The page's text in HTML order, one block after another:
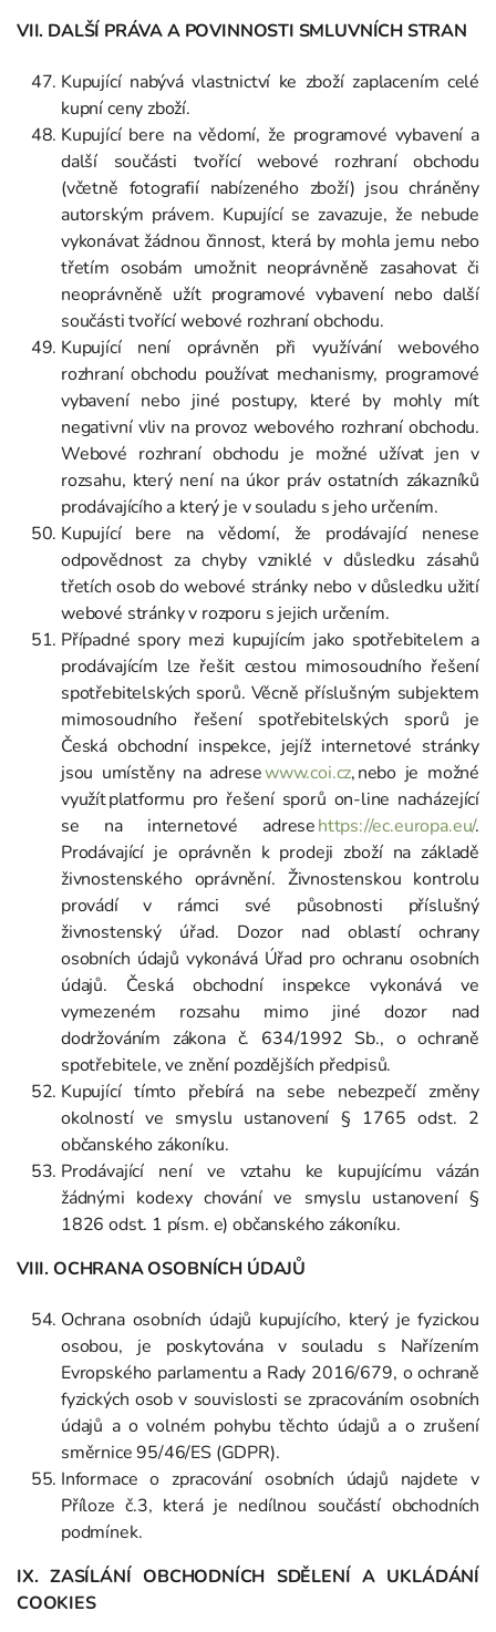
VII. DALŠÍ PRÁVA A POVINNOSTI SMLUVNÍCH STRAN
Kupující nabývá vlastnictví ke zboží zaplacením celé
kupní ceny zboží.
Kupující bere na vědomí, že programové vybavení a
další součásti tvořící webové rozhraní obchodu
(včetně fotografií nabízeného zboží) jsou chráněny
autorským právem. Kupující se zavazuje, že nebude
vykonávat žádnou činnost, která by mohla jemu nebo
třetím osobám umožnit neoprávněně zasahovat či
neoprávněně užít programové vybavení nebo další
součásti tvořící webové rozhraní obchodu.
Kupující není oprávněn při využívání webového
rozhraní obchodu používat mechanismy, programové
vybavení nebo jiné postupy, které by mohly mít
negativní vliv na provoz webového rozhraní obchodu.
Webové rozhraní obchodu je možné užívat jen v
rozsahu, který není na úkor práv ostatních zákazníků
prodávajícího a který je v souladu s jeho určením.
Kupující bere na vědomí, že prodávající nenese
odpovědnost za chyby vzniklé v důsledku zásahů
třetích osob do webové stránky nebo v důsledku užití
webové stránky v rozporu s jejich určením.
Případné spory mezi kupujícím jako spotřebitelem a
prodávajícím lze řešit cestou mimosoudního řešení
spotřebitelských sporů. Věcně příslušným subjektem
mimosoudního řešení spotřebitelských sporů je
Česká obchodní inspekce, jejíž internetové stránky
jsou umístěny na adresewww.coi.cz,nebo je možné
využít platformu pro řešení sporů on-line nacházející
se na internetové adresehttps://ec.europa.eu/.
Prodávající je oprávněn k prodeji zboží na základě
živnostenského oprávnění. Živnostenskou kontrolu
provádí v rámci své působnosti příslušný
živnostenský úřad. Dozor nad oblastí ochrany
osobních údajů vykonává Úřad pro ochranu osobních
údajů. Česká obchodní inspekce vykonává ve
vymezeném rozsahu mimo jiné dozor nad
dodržováním zákona č. 634/1992 Sb., o ochraně
spotřebitele, ve znění pozdějších předpisů.
Kupující tímto přebírá na sebe nebezpečí změny
okolností ve smyslu ustanovení § 1765 odst. 2
občanského zákoníku.
Prodávající není ve vztahu ke kupujícímu vázán
žádnými kodexy chování ve smyslu ustanovení §
1826 odst. 1 písm. e) občanského zákoníku.
VIII. OCHRANA OSOBNÍCH ÚDAJŮ
Ochrana osobních údajů kupujícího, který je fyzickou
osobou, je poskytována v souladu s Nařízením
Evropského parlamentu a Rady 2016/679, o ochraně
fyzických osob v souvislosti se zpracováním osobních
údajů a o volném pohybu těchto údajů a o zrušení
směrnice 95/46/ES (GDPR).
Informace o zpracování osobních údajů najdete v
Příloze č.3, která je nedílnou součástí obchodních
podmínek.
IX. ZASÍLÁNÍ OBCHODNÍCH SDĚLENÍ A UKLÁDÁNÍ
COOKIES